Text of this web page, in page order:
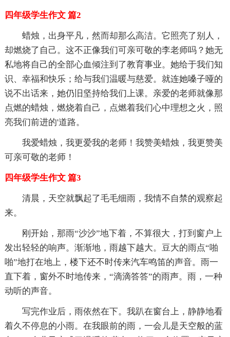
四年级学生作文 篇2
蜡烛，出身平凡，然而却那么高洁。它照亮了别人，
却燃烧了自己。这不正像我们可亲可敬的李老师吗？她无
私地将自己的全部心血倾注到了教育事业。她给于我们知
识、幸福和快乐；给与我们温暖与慈爱。就连她嗓子哑的
说不出话来，她仍旧坚持给我们上课。亲爱的老师就像那
点燃的蜡烛，燃烧着自己，点燃着我们心中理想之火，照
亮我们前进的'道路。
我爱蜡烛，我更爱我的老师！我赞美蜡烛，我更赞美
可亲可敬的老师！
四年级学生作文 篇3
清晨，天空就飘起了毛毛细雨，我情不自禁的观察起
来。
刚开始，那雨“沙沙”地下着，不算很大，打到窗户上
发出轻轻的响声。渐渐地，雨越下越大。豆大的雨点“啪
啪”地打在地上，楼下还不时传来汽车鸣笛的声音。雨一
直下着，窗外不时地传来，“滴滴答答”的雨声。雨，一种
动听的声音。
写完作业后，雨依然在下。我趴在窗台上，静静地看
着久不停息的小雨。在我眼前的雨，一会儿是天空般的蓝